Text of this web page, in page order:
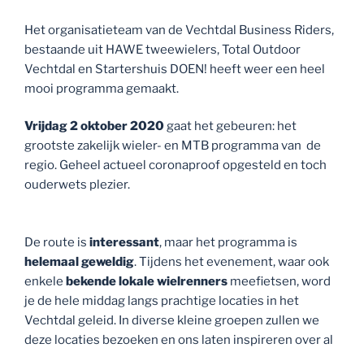
Het organisatieteam van de Vechtdal Business Riders,
bestaande uit HAWE tweewielers, Total Outdoor
Vechtdal en Startershuis DOEN! heeft weer een heel
mooi programma gemaakt.
Vrijdag 2 oktober 2020gaat het gebeuren: het
grootste zakelijk wieler- en MTB programma van de
regio. Geheel actueel coronaproof opgesteld en toch
ouderwets plezier.
De route is interessant, maar het programma is
helemaal geweldig. Tijdens het evenement, waar ook
enkele bekende lokale wielrenners meefietsen, word
je de hele middag langs prachtige locaties in het
Vechtdal geleid. In diverse kleine groepen zullen we
deze locaties bezoeken en ons laten inspireren over al